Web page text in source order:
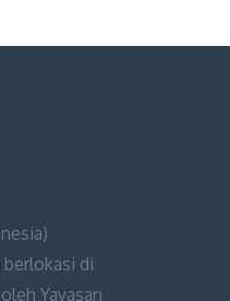
di
Yayasan